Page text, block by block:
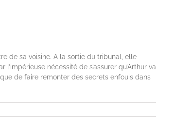
de sa voisine. A la sortie du tribunal, elle
nécessité de s’assurer qu’Arthur va
de faire remonter des secrets enfouis dans